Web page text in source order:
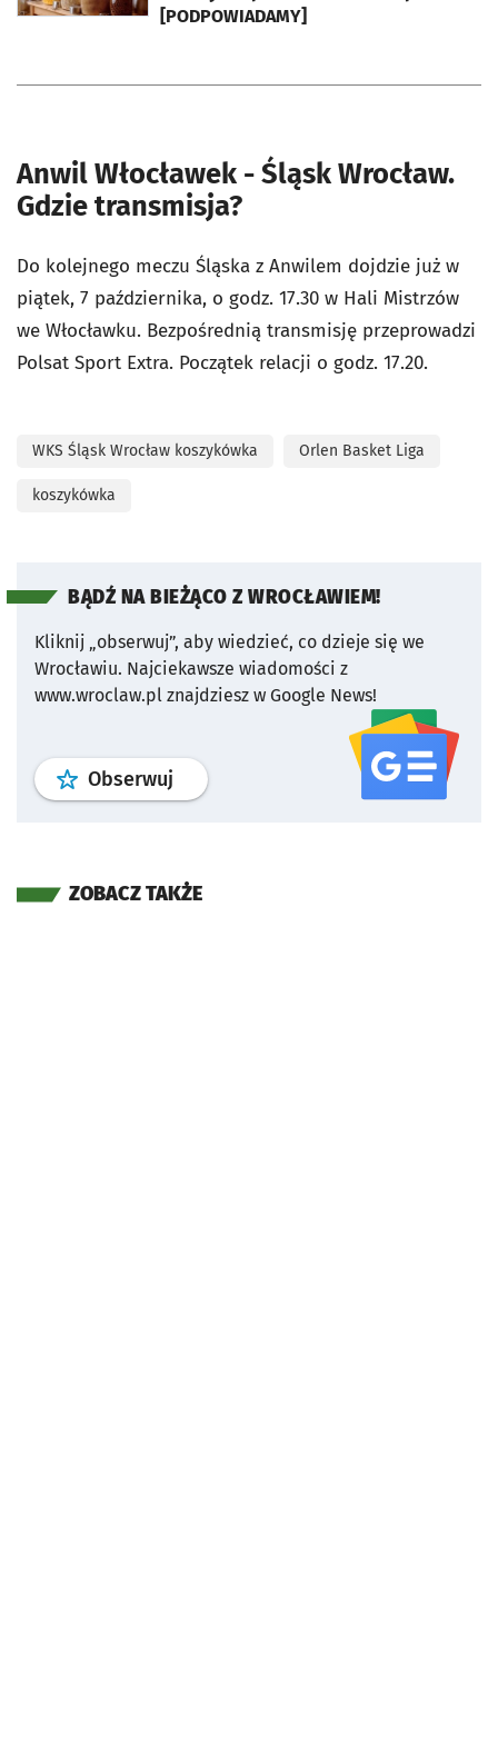
[PODPOWIADAMY]
Anwil Włocławek - Śląsk Wrocław.
Gdzie transmisja?
Do kolejnego meczu Śląska z Anwilem dojdzie już w
piątek, 7 października, o godz. 17.30 w Hali Mistrzów
we Włocławku. Bezpośrednią transmisję przeprowadzi
Polsat Sport Extra. Początek relacji o godz. 17.20.
WKS Śląsk Wrocław koszykówka Orlen Basket Liga
koszykówka
BĄDŹ NA BIEŻĄCO Z WROCŁAWIEM!
Kliknij „obserwuj”, aby wiedzieć, co dzieje się we
Wrocławiu. Najciekawsze wiadomości z
www.wroclaw.pl znajdziesz w Google News!
Obserwuj profil serwisu
ZOBACZ TAKŻE